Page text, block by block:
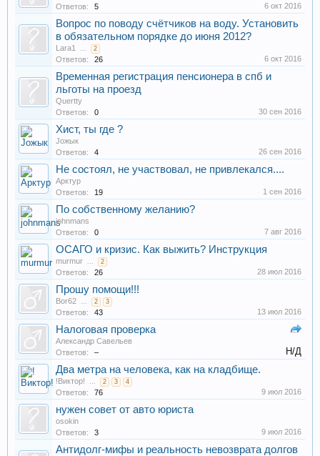
Ответов:
5 6 окт 2016
Вопрос по поводу счётчиков на воду. Установить
в обязательном порядке до июня 2012?
Lara1 ... 2
Ответов: 26 6 окт 2016
Временная регистрация пенсионера в спб и
льготы на проезд
Quertty
Ответов:
0 30 сен 2016
Хист, ты где ?
Joжык
Ответов:
4 26 сен 2016
Не состоял, не участвовал, не привлекался....
Арктур
Ответов:
19 1 сен 2016
По собственному желанию?
johnmans
Ответов:
0 7 авг 2016
ОСАГО и кризис. Как выжить? Инструкция
murmur ... 2
Ответов: 26 28 июл 2016
Прошу помощи!!!
Bor62 ... 2 3
Ответов: 43 13 июл 2016
Налоговая проверка
Александр Савельев
Ответов:
– Н/Д
Два метра на человека, как на кладбище.
!Виктор! ... 2 3 4
Ответов: 76 9 июл 2016
нужен совет от авто юриста
osokin
Ответов:
3 9 июл 2016
Антидолг-мифы и реальность невозврата долгов